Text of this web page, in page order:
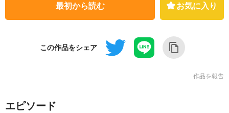
最初から読む お気に入り
この作品をシェア
作品を報告
エピソード